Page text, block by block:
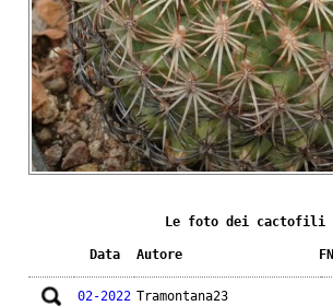
Le foto dei cactofili
Data Autore FN
02-2022 Tramontana23